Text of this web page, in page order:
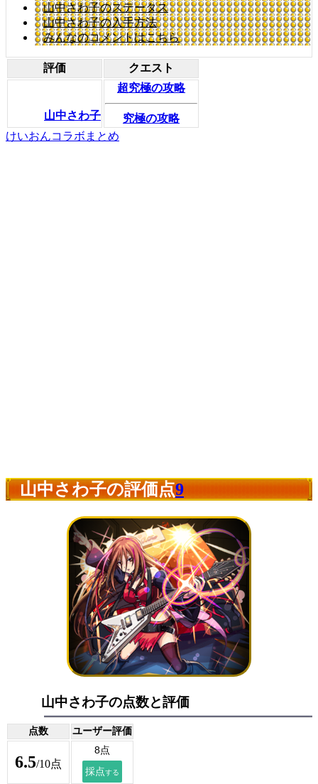
山中さわ子のステータス
山中さわ子の入手方法
みんなのコメントはこちら
評価 クエスト
山中さわ子
超究極の攻略
究極の攻略
けいおんコラボまとめ
山中さわ子の評価点9
山中さわ子の点数と評価
点数 ユーザー評価
6.5/10点